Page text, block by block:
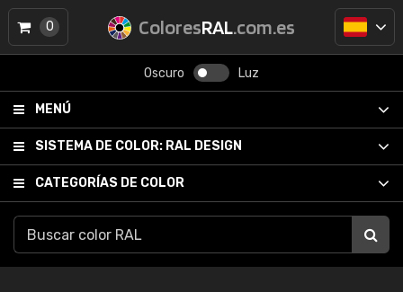
ColoresRAL.com.es
Oscuro Luz
MENÚ
SISTEMA DE COLOR: RAL DESIGN
CATEGORÍAS DE COLOR
0